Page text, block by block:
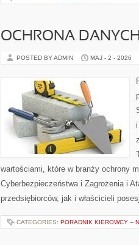
OCHRONA
POSTED BY ADMIN MAJ - 2 - 2026
wartościami, które w branży ochrony
Cyberbezpieczeństwa i Zagrożenia i
przedsiębiorców, jak i właścicieli
CATEGORIES: PORADNIK KIEROWCY –